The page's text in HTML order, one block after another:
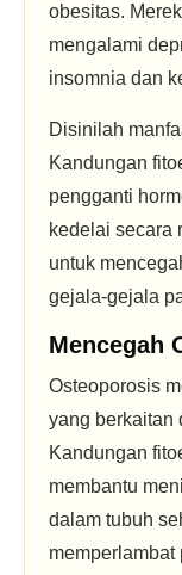
obesitas.
mengalami
insomnia dan
Disinilah
Kandungan
pengganti
kedelai secara
untuk
gejala-gejala
Mencegah
Osteoporosis
yang berkaitan
Kandungan
membantu
dalam tubuh
memperlambat